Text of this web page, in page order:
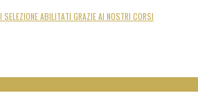
ABILITATI GRAZIE AI NOSTRI CORSI